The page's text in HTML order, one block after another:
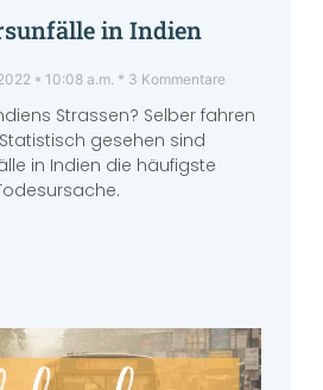
in Indien
10:08 a.m. 3 Kommentare
Strassen? Selber fahren
gesehen sind
in Indien die häufigste